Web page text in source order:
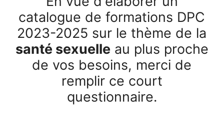
catalogue de formations DPC
2023-2025 sur le thème de la
santé sexuelle au plus proche
de vos besoins, merci de
remplir ce court
questionnaire.